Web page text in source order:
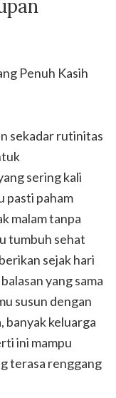
sekadar rutinitas
sering kali
pasti paham
malam tanpa
tumbuh sehat
sejak hari
yang sama
susun dengan
banyak keluarga
ini mampu
terasa renggang